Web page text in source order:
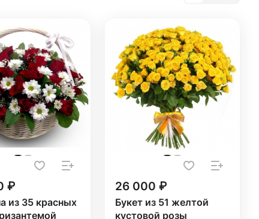
₽
из 35 красных
26 000 ₽
Букет из 51 желтой
кустовой розы